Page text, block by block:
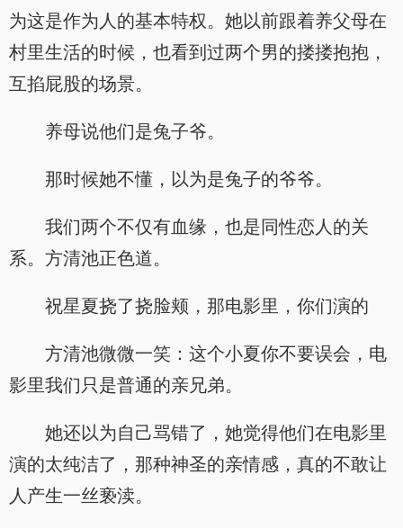
为这是作为人的基本特权。她以前跟着养父母在
村里生活的时候，也看到过两个男的搂搂抱抱，
互掐屁股的场景。
养母说他们是兔子爷。
那时候她不懂，以为是兔子的爷爷。
我们两个不仅有血缘，也是同性恋人的关
系。方清池正色道。
祝星夏挠了挠脸颊，那电影里，你们演的
方清池微微一笑：这个小夏你不要误会，电
影里我们只是普通的亲兄弟。
她还以为自己骂错了，她觉得他们在电影里
演的太纯洁了，那种神圣的亲情感，真的不敢让
人产生一丝亵渎。